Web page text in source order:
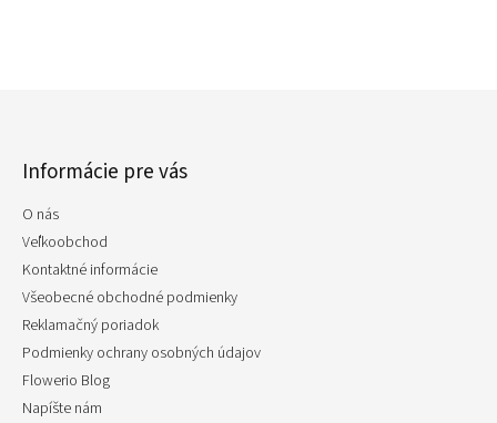
Informácie pre vás
O nás
Veľkoobchod
Kontaktné informácie
Všeobecné obchodné podmienky
Reklamačný poriadok
Podmienky ochrany osobných údajov
Flowerio Blog
Napíšte nám